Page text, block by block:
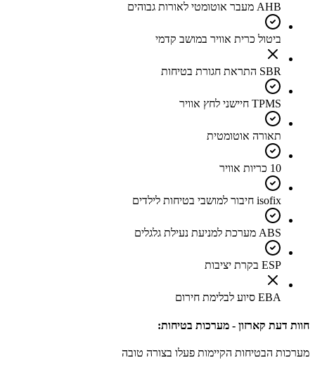
AHB מעבר אוטומטי לאורות גבוהים
ביטול כרית אוויר במושב קדמי
SBR התראת חגורת בטיחות
TPMS חיישני לחץ אוויר
תאורה אוטומטית
10 כריות אוויר
isofix חיבור למושבי בטיחות לילדים
ABS מערכת למניעת נעילת גלגלים
ESP בקרת יציבות
EBA סיוע לבלימת חירום
חוות דעת קארזון - מערכות בטיחות:
מערכות הבטיחות הקיימות פעלו בצורה טובה